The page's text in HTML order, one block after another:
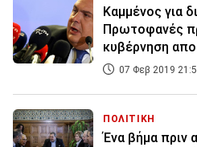
Καμμένος για
Πρωτοφανές
κυβέρνηση
07 Φεβ 2019
ΠΟΛΙΤΙΚΗ
Ένα βήμα πριν